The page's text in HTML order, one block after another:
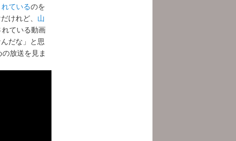
ているのを
けれど、 山
ている動画
だな」と思
放送を見ま